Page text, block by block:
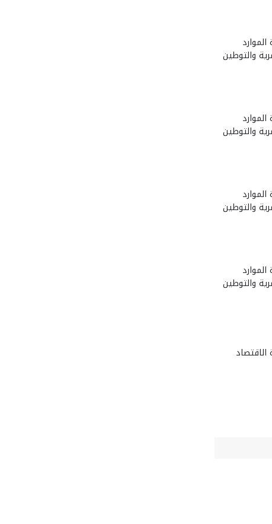
الموارد
والتوطين
الموارد
والتوطين
الموارد
والتوطين
الموارد
والتوطين
الاقتصاد